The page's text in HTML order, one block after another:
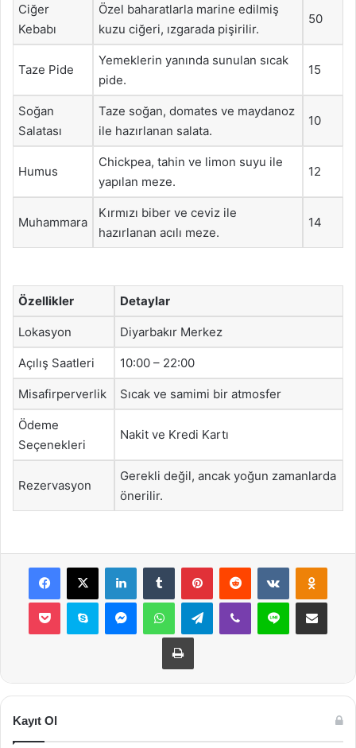
Ciğer
Kebabı
Özel baharatlarla marine edilmiş
kuzu ciğeri, ızgarada pişirilir.
50
Taze Pide
Yemeklerin yanında sunulan sıcak
pide.
15
Soğan
Salatası
Taze soğan, domates ve maydanoz
ile hazırlanan salata.
10
Humus
Chickpea, tahin ve limon suyu ile
yapılan meze.
12
Muhammara
Kırmızı biber ve ceviz ile
hazırlanan acılı meze.
14
Özellikler Detaylar
Lokasyon Diyarbakır Merkez
Açılış Saatleri 10:00 – 22:00
Misafirperverlik Sıcak ve samimi bir atmosfer
Ödeme
Seçenekleri
Nakit ve Kredi Kartı
Rezervasyon
Gerekli değil, ancak yoğun zamanlarda
önerilir.
Facebook
X LinkedInTumblr PinterestReddit VKontakte
Pocket Skype MessengerWhatsAppTelegramViber Line E-Posta ile
Yazdır
Kayıt Ol